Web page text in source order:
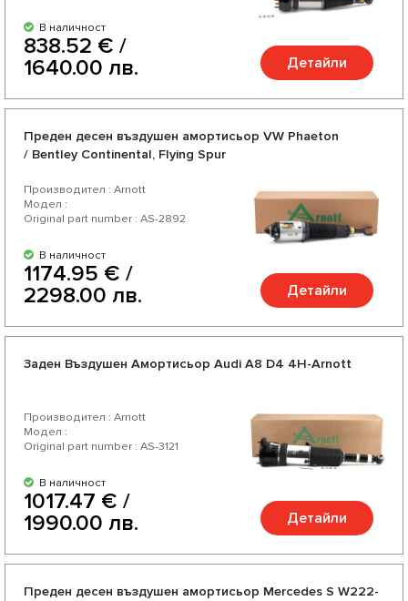
В наличност
838.52 € /
1640.00 лв.
Детайли
Преден десен въздушен амортисьор VW Phaeton
/ Bentley Continental, Flying Spur
Производител : Arnott
Модел :
Original part number : AS-2892
В наличност
1174.95 € /
2298.00 лв.
Детайли
Заден Въздушен Амортисьор Audi A8 D4 4H-Arnott
Производител : Arnott
Модел :
Original part number : AS-3121
В наличност
1017.47 € /
1990.00 лв.
Детайли
Преден десен въздушен амортисьор Mercedes S W222-